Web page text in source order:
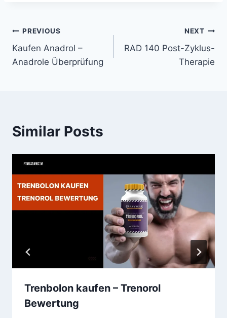
Post
navigation
PREVIOUS
Kaufen Anadrol –
Anadrole Überprüfung
NEXT
RAD 140 Post-Zyklus-
Therapie
Similar Posts
Trenbolon kaufen – Trenorol
Bewertung